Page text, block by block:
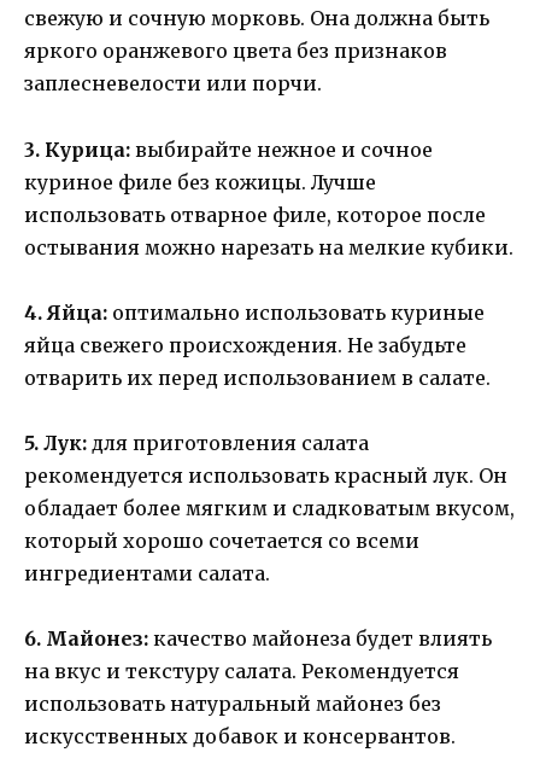
свежую и сочную морковь. Она должна быть
яркого оранжевого цвета без признаков
заплесневелости или порчи.
3. Курица: выбирайте нежное и сочное
куриное филе без кожицы. Лучше
использовать отварное филе, которое после
остывания можно нарезать на мелкие кубики.
4. Яйца: оптимально использовать куриные
яйца свежего происхождения. Не забудьте
отварить их перед использованием в салате.
5. Лук: для приготовления салата
рекомендуется использовать красный лук. Он
обладает более мягким и сладковатым вкусом,
который хорошо сочетается со всеми
ингредиентами салата.
6. Майонез: качество майонеза будет влиять
на вкус и текстуру салата. Рекомендуется
использовать натуральный майонез без
искусственных добавок и консервантов.